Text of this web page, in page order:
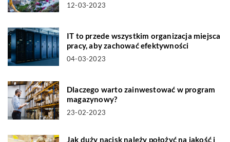
12-03-2023
IT to przede wszystkim organizacja miejsca
pracy, aby zachować efektywności
04-03-2023
Dlaczego warto zainwestować w program
magazynowy?
23-02-2023
Jak duży nacisk należy położyć na jakość i